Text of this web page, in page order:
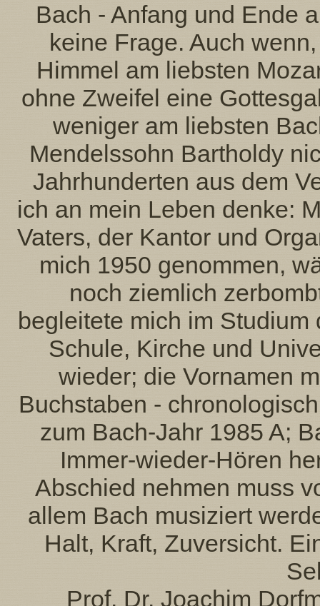
Bach - Anfang und Ende
keine Frage. Auch
Himmel am liebsten
ohne Zweifel eine
weniger am liebsten
Mendelssohn Bartholdy
Jahrhunderten aus dem
ich an mein Leben denke:
Vaters, der Kantor und
mich 1950 genommen,
noch ziemlich
begleitete mich im
Schule, Kirche und
wieder; die Vornamen
Buchstaben -
zum Bach-Jahr 1985 A;
Immer-wieder-Hören
Abschied nehmen muss
allem Bach musiziert
Halt, Kraft, Zuversicht.
Prof. Dr. Joachim